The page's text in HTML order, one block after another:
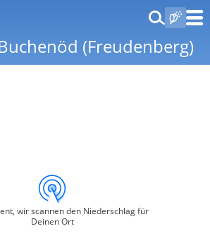
(Freudenberg)
wir scannen den Niederschlag für
Deinen Ort